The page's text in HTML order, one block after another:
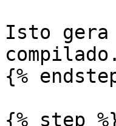
Isto gera
compilado.
{%
{% step